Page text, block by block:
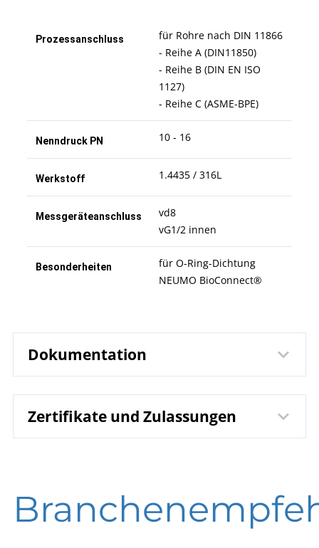
Prozessanschluss
für Rohre nach DIN 11866
- Reihe A (DIN11850)
- Reihe B (DIN EN ISO
1127)
- Reihe C (ASME-BPE)
Nenndruck PN 10 - 16
Werkstoff 1.4435 / 316L
Messgeräteanschluss
vd8
vG1/2 innen
Besonderheiten
für O-Ring-Dichtung
NEUMO BioConnect®
Dokumentation
Datenblatt
7303 Membran-
Druckmittler MDM73.. O-
Betriebsanleitung
B07-000 Membran-Rohr-
Druckmittler
Zertifikate und Zulassungen
DIN EN ISO 9001 | Zertifikat | Standort Wesel